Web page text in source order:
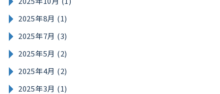
2025年8月 (1)
2025年7月 (3)
2025年5月 (2)
2025年4月 (2)
2025年3月 (1)